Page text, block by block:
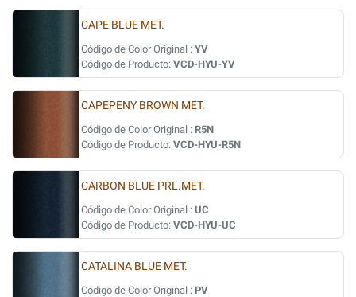
CAPE BLUE MET.
Código de Color Original : YV
Código de Producto: VCD-HYU-YV
CAPEPENY BROWN MET.
Código de Color Original : R5N
Código de Producto: VCD-HYU-R5N
CARBON BLUE PRL.MET.
Código de Color Original : UC
Código de Producto: VCD-HYU-UC
CATALINA BLUE MET.
Código de Color Original : PV